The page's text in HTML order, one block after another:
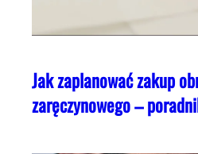
Jak zaplanować zakup
zaręczynowego –